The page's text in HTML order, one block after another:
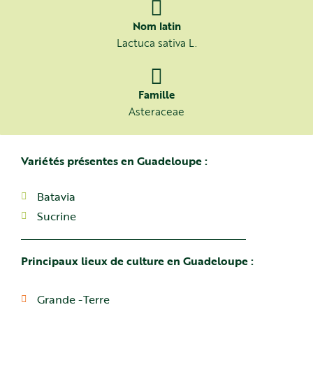
Nom latin
Lactuca sativa L.
Famille
Asteraceae
Variétés présentes en Guadeloupe :
Batavia
Sucrine
Principaux lieux de culture en Guadeloupe :
Grande -Terre